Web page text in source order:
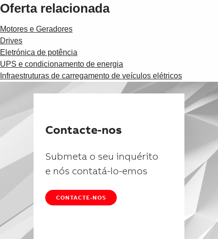
Oferta relacionada
Motores e Geradores
Drives
Eletrónica de potência
UPS e condicionamento de energia
Infraestruturas de carregamento de veículos elétricos
Contacte-nos
Submeta o seu inquérito
e nós contatá-lo-emos
CONTACTE-NOS